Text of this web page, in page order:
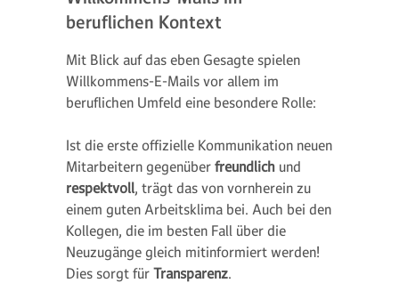
beruflichen Kontext
Mit Blick auf das eben Gesagte spielen
Willkommens-E-Mails vor allem im
beruflichen Umfeld eine besondere Rolle:
Ist die erste offizielle Kommunikation neuen
Mitarbeitern gegenüber freundlich und
respektvoll, trägt das von vornherein zu
einem guten Arbeitsklima bei. Auch bei den
Kollegen, die im besten Fall über die
Neuzugänge gleich mitinformiert werden!
Dies sorgt für Transparenz.